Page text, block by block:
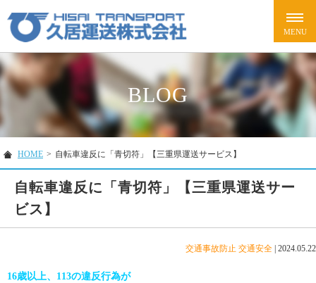
BLOG
HOME > 自転車違反に「青切符」【三重県運送サービス】
自転車違反に「青切符」【三重県運送サー
ビス】
交通事故防止 交通安全 2024.05.22
16歳以上、113の違反行為が